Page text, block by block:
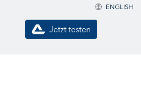
ENGLISH
Jetzt testen